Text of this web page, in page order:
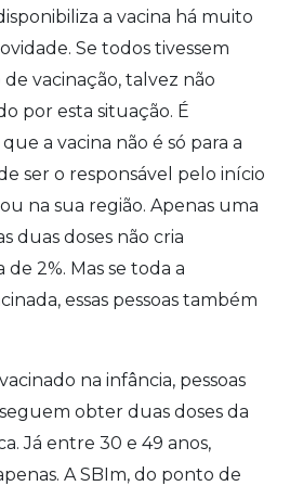
a vacina há muito
Se todos tivessem
vacinação, talvez não
por esta situação. É
a vacina não é só para a
ser o responsável pelo início
na sua região. Apenas uma
duas doses não cria
2%. Mas se toda a
essas pessoas também
na infância, pessoas
obter duas doses da
Já entre 30 e 49 anos,
A SBIm, do ponto de